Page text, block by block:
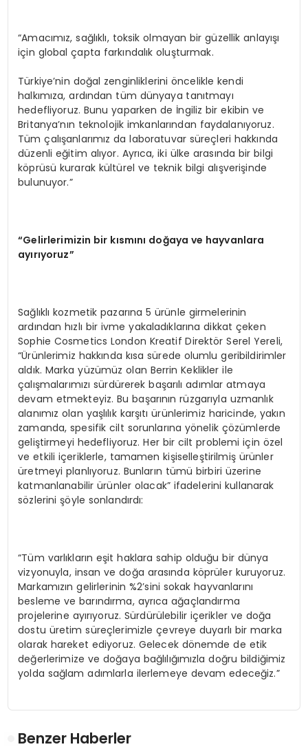
“Amacımız, sağlıklı, toksik olmayan bir güzellik anlayışı
için global çapta farkındalık oluşturmak.
Türkiye’nin doğal zenginliklerini öncelikle kendi
halkımıza, ardından tüm dünyaya tanıtmayı
hedefliyoruz. Bunu yaparken de İngiliz bir ekibin ve
Britanya’nın teknolojik imkanlarından faydalanıyoruz.
Tüm çalışanlarımız da laboratuvar süreçleri hakkında
düzenli eğitim alıyor. Ayrıca, iki ülke arasında bir bilgi
köprüsü kurarak kültürel ve teknik bilgi alışverişinde
bulunuyor.”
“Gelirlerimizin bir kısmını doğaya ve hayvanlara
ayırıyoruz”
Sağlıklı kozmetik pazarına 5 ürünle girmelerinin
ardından hızlı bir ivme yakaladıklarına dikkat çeken
Sophie Cosmetics London Kreatif Direktör Serel Yereli,
“Ürünlerimiz hakkında kısa sürede olumlu geribildirimler
aldık. Marka yüzümüz olan Berrin Keklikler ile
çalışmalarımızı sürdürerek başarılı adımlar atmaya
devam etmekteyiz. Bu başarının rüzgarıyla uzmanlık
alanımız olan yaşlılık karşıtı ürünlerimiz haricinde, yakın
zamanda, spesifik cilt sorunlarına yönelik çözümlerde
geliştirmeyi hedefliyoruz. Her bir cilt problemi için özel
ve etkili içeriklerle, tamamen kişiselleştirilmiş ürünler
üretmeyi planlıyoruz. Bunların tümü birbiri üzerine
katmanlanabilir ürünler olacak” ifadelerini kullanarak
sözlerini şöyle sonlandırdı:
“Tüm varlıkların eşit haklara sahip olduğu bir dünya
vizyonuyla, insan ve doğa arasında köprüler kuruyoruz.
Markamızın gelirlerinin %2’sini sokak hayvanlarını
besleme ve barındırma, ayrıca ağaçlandırma
projelerine ayırıyoruz. Sürdürülebilir içerikler ve doğa
dostu üretim süreçlerimizle çevreye duyarlı bir marka
olarak hareket ediyoruz. Gelecek dönemde de etik
değerlerimize ve doğaya bağlılığımızla doğru bildiğimiz
yolda sağlam adımlarla ilerlemeye devam edeceğiz.”
Benzer Haberler